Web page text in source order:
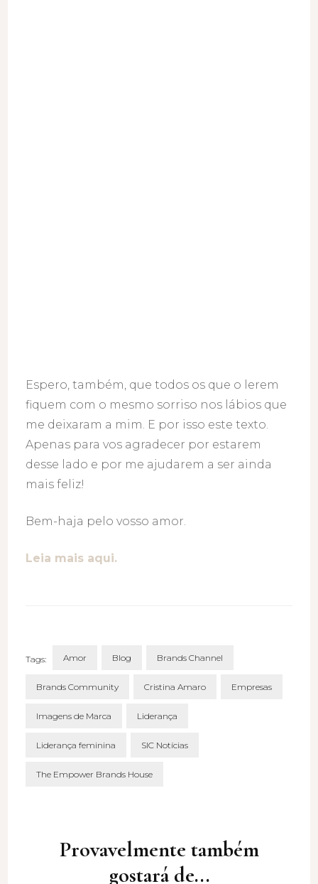
Espero, também, que todos os que o lerem
fiquem com o mesmo sorriso nos lábios que
me deixaram a mim. E por isso este texto.
Apenas para vos agradecer por estarem
desse lado e por me ajudarem a ser ainda
mais feliz!
Bem-haja pelo vosso amor.
Leia mais aqui.
Tags: Amor Blog Brands Channel
Brands Community Cristina Amaro Empresas
Imagens de Marca Liderança
Liderança feminina SIC Notícias
The Empower Brands House
Provavelmente também
gostará de...